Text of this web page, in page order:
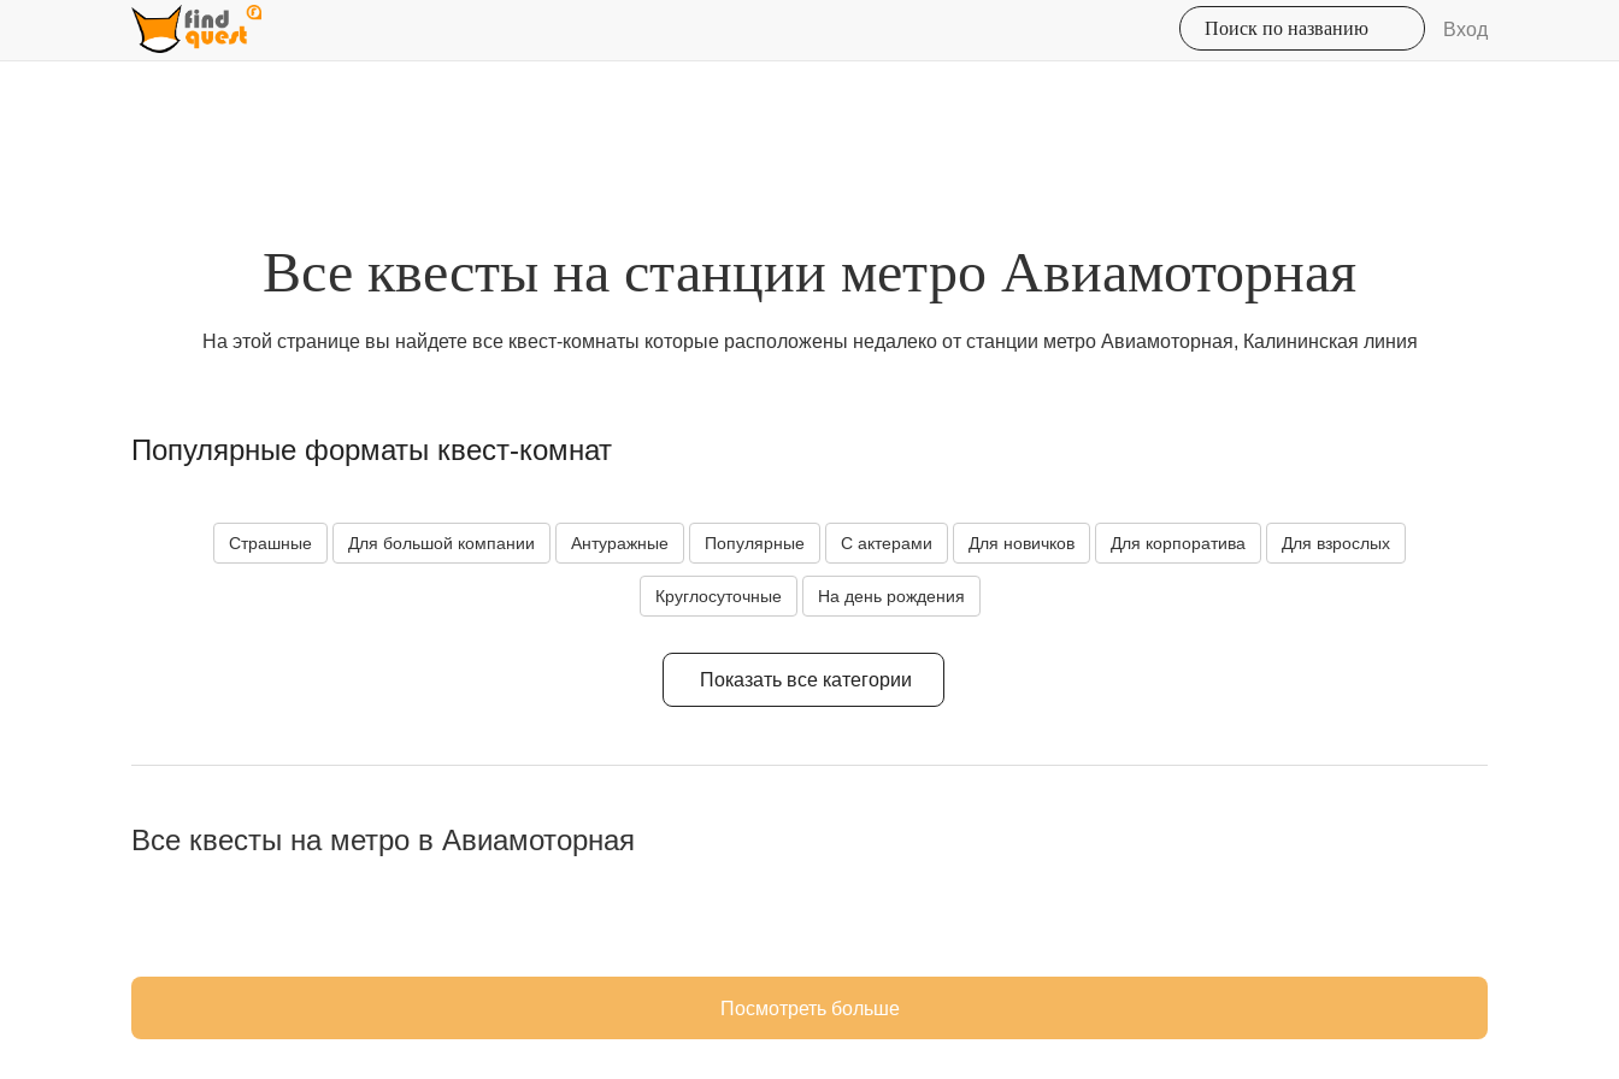
Вход
Все квесты на станции метро Авиамоторная
На этой странице вы найдете все квест-комнаты которые расположены недалеко от станции метро Авиамоторная, Калининская линия
Популярные форматы квест-комнат
Страшные Для большой компании Антуражные Популярные С актерами Для новичков Для корпоратива Для взрослых
Круглосуточные На день рождения
Показать все категории
Все квесты на метро в Авиамоторная
Посмотреть больше